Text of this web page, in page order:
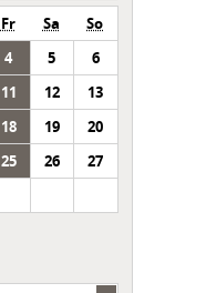
Fr Sa
So
4 5
6
11 12
13
18 19
20
25 26
27